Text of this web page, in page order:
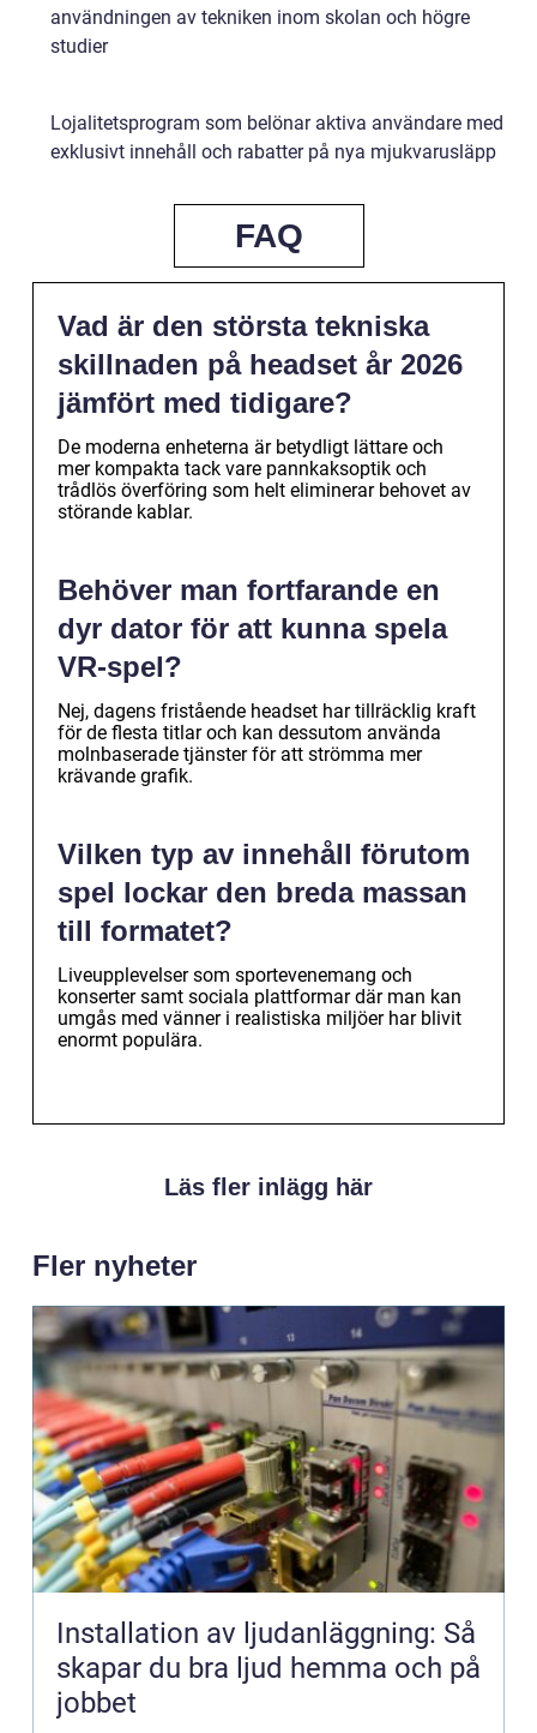
användningen av tekniken inom skolan och högre
studier
Lojalitetsprogram som belönar aktiva användare med
exklusivt innehåll och rabatter på nya mjukvarusläpp
FAQ
Vad är den största tekniska
skillnaden på headset år 2026
jämfört med tidigare?
De moderna enheterna är betydligt lättare och
mer kompakta tack vare pannkaksoptik och
trådlös överföring som helt eliminerar behovet av
störande kablar.
Behöver man fortfarande en
dyr dator för att kunna spela
VR-spel?
Nej, dagens fristående headset har tillräcklig kraft
för de flesta titlar och kan dessutom använda
molnbaserade tjänster för att strömma mer
krävande grafik.
Vilken typ av innehåll förutom
spel lockar den breda massan
till formatet?
Liveupplevelser som sportevenemang och
konserter samt sociala plattformar där man kan
umgås med vänner i realistiska miljöer har blivit
enormt populära.
Läs fler inlägg här
Fler nyheter
Installation av ljudanläggning: Så
skapar du bra ljud hemma och på
jobbet